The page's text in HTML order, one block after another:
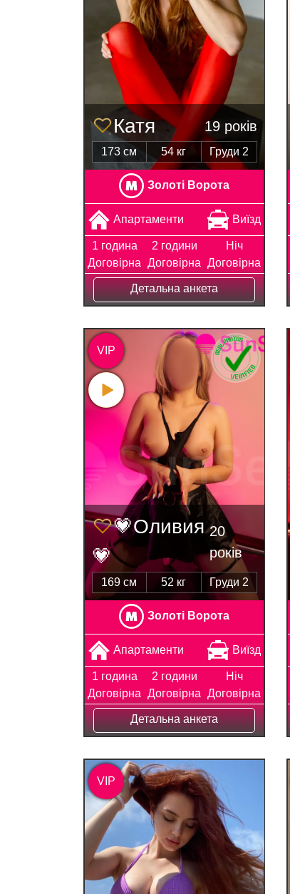
Катя 19 років
173 см 54 кг Груди 2
Золоті Ворота
Апартаменти Виїзд
1 година
Договірна
2 години
Договірна
Ніч
Договірна
Детальна анкета
💗Оливия
💗
20
років
169 см 52 кг Груди 2
Золоті Ворота
Апартаменти Виїзд
1 година
Договірна
2 години
Договірна
Ніч
Договірна
Детальна анкета
VIP
VIP